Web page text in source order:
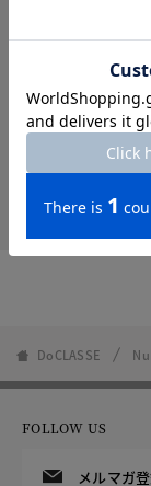
ネイビー
柄
DoCLASSE
FOLLOW US
メルマガ